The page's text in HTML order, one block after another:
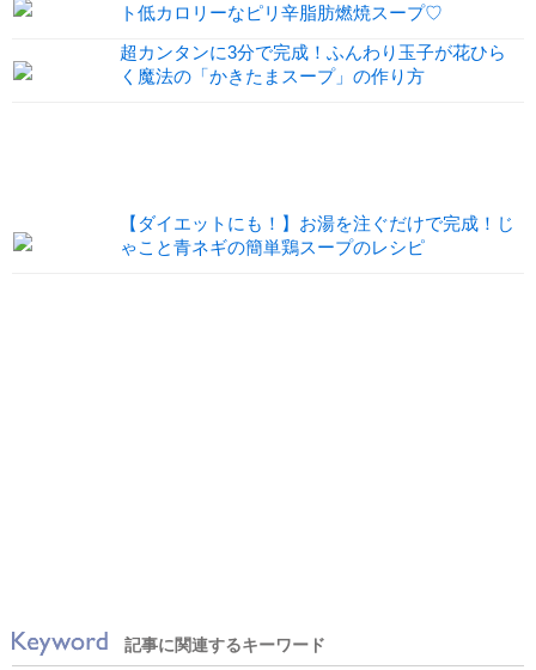
ト低カロリーなピリ辛脂肪燃焼スープ♡
超カンタンに3分で完成！ふんわり玉子が花ひら
く魔法の「かきたまスープ」の作り方
【ダイエットにも！】お湯を注ぐだけで完成！じ
ゃこと青ネギの簡単鶏スープのレシピ
記事に関連するキーワード